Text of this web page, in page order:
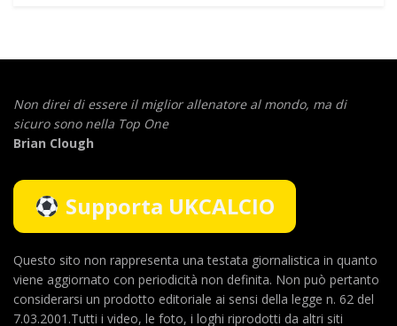
Non direi di essere il miglior allenatore al mondo, ma di
sicuro sono nella Top One
Brian Clough
Supporta UKCALCIO
Questo sito non rappresenta una testata giornalistica in quanto
viene aggiornato con periodicità non definita. Non può pertanto
considerarsi un prodotto editoriale ai sensi della legge n. 62 del
7.03.2001.Tutti i video, le foto, i loghi riprodotti da altri siti